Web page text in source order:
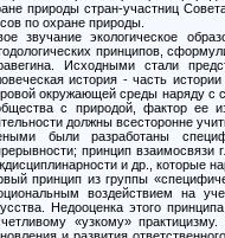
природы стран-участниц
по охране природы.
звучание экологическое
принципов,
Исходными стали
история - часть
окружающей среды наряду с
с природой, фактор ее
должны всесторонне
были разработаны
принцип взаимосвязи
и др., которые
принцип из группы
воздействием на
Недооценка этого
«узкому»